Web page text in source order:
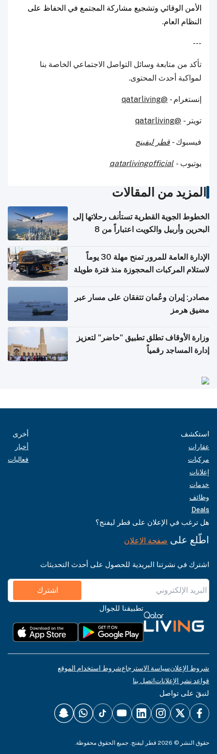
الأمن الوقائي وتشجيع مشاركة المجتمع في الحفاظ على
النظام العام.
---
تأكد من متابعة وسائل التواصل الاجتماعي الخاصة بنا
لمواكبة أحدث المحتوى.
إنستغرام - @qatarliving
تويتر - @qatarliving
فيسبوك - قطر ليفينج
يوتيوب -
qatarlivingofficial
المزيد من المقالات
الخطوط الجوية القطرية تستأنف رحلاتها إلى
البحرين وأربيل والكويت اعتباراً من 8
الإدارة العامة للمرور تمنح مهلة 30 يوماً
لاستلام المركبات المحجوزة منذ فترة طويلة
مصادر: إيران وعُمان تتفقان على مسار عبر
مضيق هرمز
وزارة الأوقاف تطلق تطبيق "حاضر" لتعزيز
إدارة المساجد رقمياً
استكشف
عقارات
مركبات
إعلانات
خدمات
وظائف
Deals
أخرى
أخبار
فعاليات
هل ترغب في الإعلان على قطر ليفنج؟
اطّلع على صفحة الإعلان
اشترك في نشرتنا البريدية للحصول على أحدث التحديثات
اشترك
تطبيقنا للجوال
شروط الإعلانسياسة الاسترجاعشروط استخدام الموقع
قواعد نشر الإعلاناتاتصل بنا
لنبقَ على تواصل
حقوق النشر © 2026 قطر ليفنج. جميع الحقوق محفوظة.